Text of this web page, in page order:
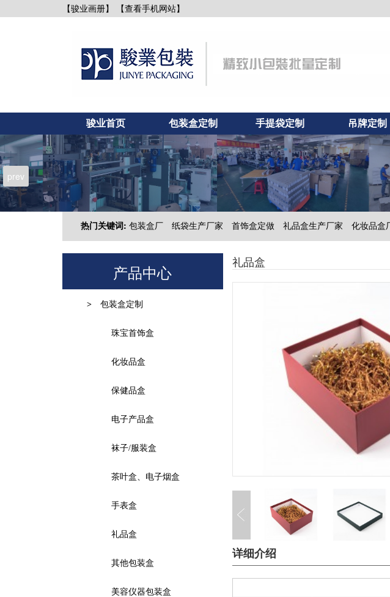
【骏业画册】 【查看手机网站】
骏业首页 包装盒定制 手提袋定制 吊牌定制
新闻资讯 联系骏业
prev
热门关键词: 包装盒厂 纸袋生产厂家 首饰盒定做 礼品盒生产厂家 化妆品盒
产品中心
> 包装盒定制
珠宝首饰盒
化妆品盒
保健品盒
电子产品盒
袜子/服装盒
茶叶盒、电子烟盒
手表盒
礼品盒
其他包装盒
美容仪器包装盒
礼品盒
详细介绍